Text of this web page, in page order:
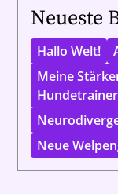
Neueste
Hallo Welt!
Meine
Neue